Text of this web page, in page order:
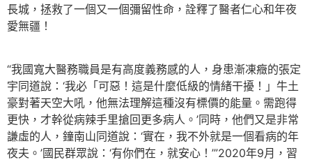
長城，拯救了一個又一個彌留性命，詮釋了醫者仁心和年夜
愛無疆！
“我國寬大醫務職員是有高度義務感的人，身患漸凍癥的張定
宇同道說：‘我必「可惡！這是什麼低級的情緒干擾！」牛土
豪對著天空大吼，他無法理解這種沒有標價的能量。需跑得
更快，才幹從病辣手里搶回更多病人。’同時，他們又是非常
謙虛的人，鐘南山同道說：‘實在，我不外就是一個看病的年
夜夫。’國民群眾說：‘有你們在，就安心！’”2020年9月，習